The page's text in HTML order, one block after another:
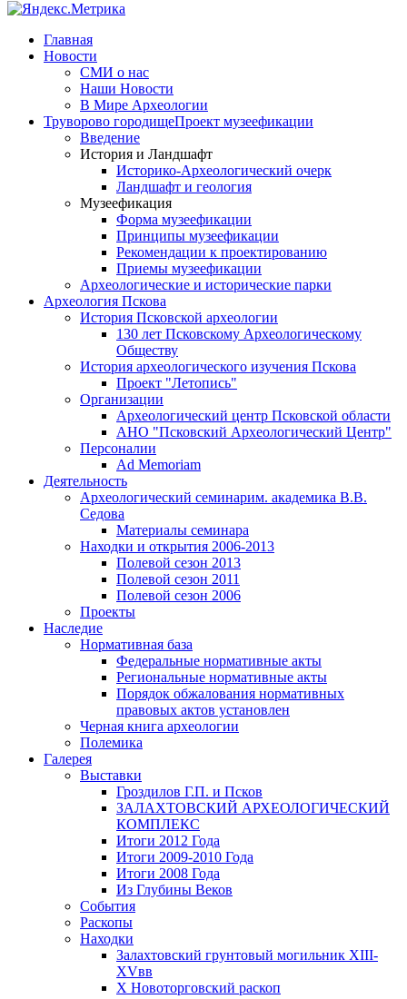
Главная
Новости
СМИ о нас
Наши Новости
В Мире Археологии
Труворово городищеПроект музеефикации
Введение
История и Ландшафт
Историко-Археологический очерк
Ландшафт и геология
Музеефикация
Форма музеефикации
Принципы музеефикации
Рекомендации к проектированию
Приемы музеефикации
Археологические и исторические парки
Археология Пскова
История Псковской археологии
130 лет Псковскому Археологическому
Обществу
История археологического изучения Пскова
Проект "Летопись"
Организации
Археологический центр Псковской области
АНО "Псковский Археологический Центр"
Персоналии
Ad Memoriam
Деятельность
Археологический семинарим. академика В.В.
Седова
Материалы семинара
Находки и открытия 2006-2013
Полевой сезон 2013
Полевой сезон 2011
Полевой сезон 2006
Проекты
Наследие
Нормативная база
Федеральные нормативные акты
Региональные нормативные акты
Порядок обжалования нормативных
правовых актов установлен
Черная книга археологии
Полемика
Галерея
Выставки
Гроздилов Г.П. и Псков
ЗАЛАХТОВСКИЙ АРХЕОЛОГИЧЕСКИЙ
КОМПЛЕКС
Итоги 2012 Года
Итоги 2009-2010 Года
Итоги 2008 Года
Из Глубины Веков
События
Раскопы
Находки
Залахтовский грунтовый могильник XIII-
XVвв
X Новоторговский раскоп